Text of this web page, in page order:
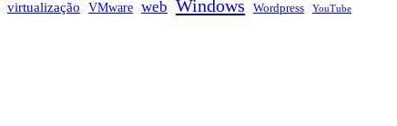
virtualização VMware web Windows Wordpress YouTube